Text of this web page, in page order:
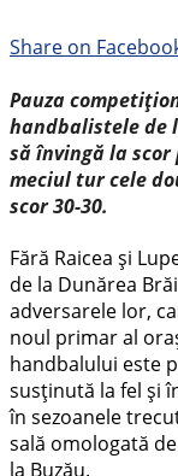
Share on
Pauza
handbalistele de
să învingă la scor
meciul tur cele
scor 30-30.
Fără Raicea și
de la Dunărea
adversarele lor,
noul primar al
handbalului este
susținută la fel și
în sezoanele
sală omologată
la Buzău.